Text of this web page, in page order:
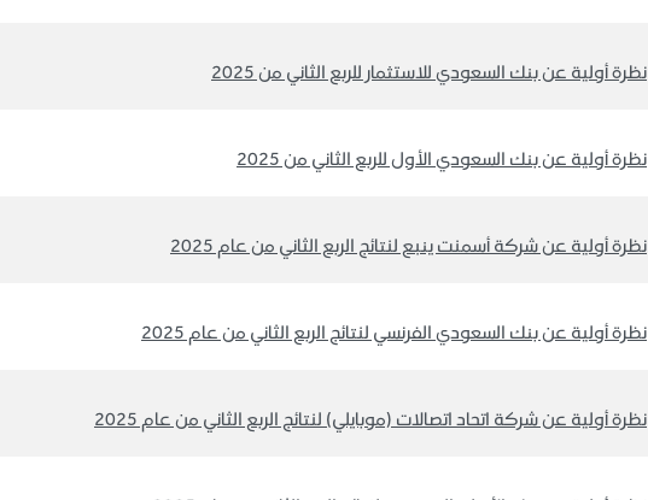
نظرة أولية عن بنك السعودي للاستثمار للربع الثاني من 2025
نظرة أولية عن بنك السعودي الأول للربع الثاني من 2025
نظرة أولية عن شركة أسمنت ينبع لنتائج الربع الثاني من عام 2025
نظرة أولية عن بنك السعودي الفرنسي لنتائج الربع الثاني من عام 2025
نظرة أولية عن شركة اتحاد اتصالات (موبايلي) لنتائج الربع الثاني من عام 2025